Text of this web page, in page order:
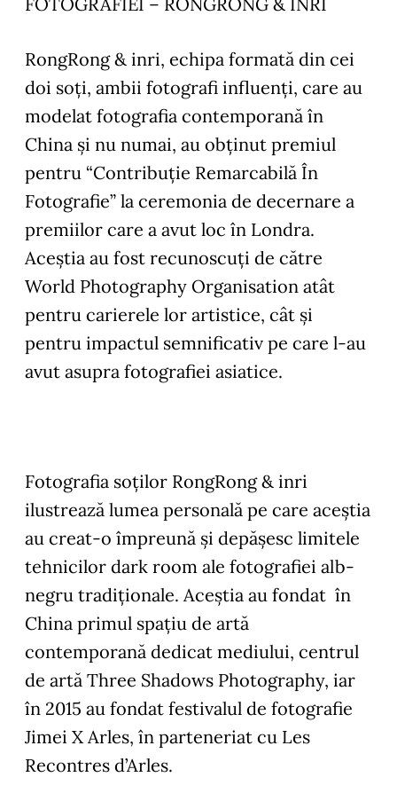
RongRong & inri, echipa formată din cei
doi soți, ambii fotografi influenți, care au
modelat fotografia contemporană în
China și nu numai, au obținut premiul
pentru “Contribuție Remarcabilă În
Fotografie” la ceremonia de decernare a
premiilor care a avut loc în Londra.
Aceștia au fost recunoscuți de către
World Photography Organisation atât
pentru carierele lor artistice, cât și
pentru impactul semnificativ pe care l-au
avut asupra fotografiei asiatice.
Fotografia soților RongRong & inri
ilustrează lumea personală pe care aceștia
au creat-o împreună și depășesc limitele
tehnicilor dark room ale fotografiei alb-
negru tradiționale. Aceștia au fondat în
China primul spațiu de artă
contemporană dedicat mediului, centrul
de artă Three Shadows Photography, iar
în 2015 au fondat festivalul de fotografie
Jimei X Arles, în parteneriat cu Les
Recontres d’Arles.